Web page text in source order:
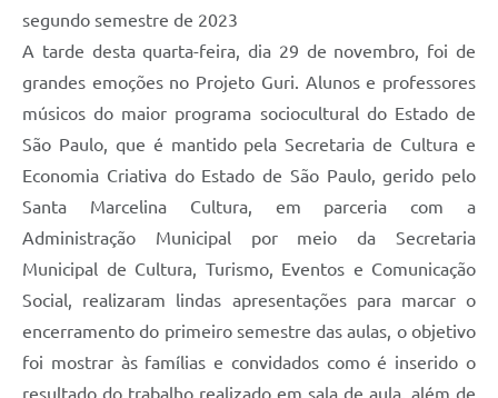
segundo semestre de 2023
A tarde desta quarta-feira, dia 29 de novembro, foi de
grandes emoções no Projeto Guri. Alunos e professores
músicos do maior programa sociocultural do Estado de
São Paulo, que é mantido pela Secretaria de Cultura e
Economia Criativa do Estado de São Paulo, gerido pelo
Santa Marcelina Cultura, em parceria com a
Administração Municipal por meio da Secretaria
Municipal de Cultura, Turismo, Eventos e Comunicação
Social, realizaram lindas apresentações para marcar o
encerramento do primeiro semestre das aulas, o objetivo
foi mostrar às famílias e convidados como é inserido o
resultado do trabalho realizado em sala de aula, além de